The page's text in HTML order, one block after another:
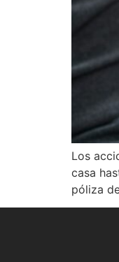
Los
casa
póliza